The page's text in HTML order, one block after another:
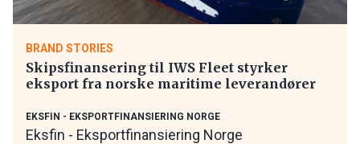
BRAND STORIES
Skipsfinansering til IWS Fleet styrker
eksport fra norske maritime leverandører
EKSFIN - EKSPORTFINANSIERING NORGE
Eksfin - Eksportfinansiering Norge